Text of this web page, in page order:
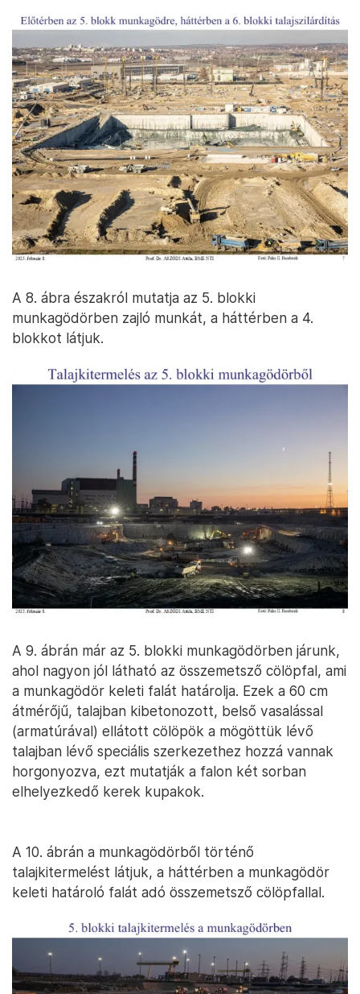
A 7. ábra a 4. blokk irányából mutatja a
munkaterületet, előtérben az 5. blokki
munkagödör, távolabb a 6. blokki terület
talajszilárdítási munkálatai láthatóak.
A 8. ábra északról mutatja az 5. blokki
munkagödörben zajló munkát, a háttérben a 4.
blokkot látjuk.
A 9. ábrán már az 5. blokki munkagödörben járunk,
ahol nagyon jól látható az összemetsző cölöpfal, ami
a munkagödör keleti falát határolja. Ezek a 60 cm
átmérőjű, talajban kibetonozott, belső vasalással
(armatúrával) ellátott cölöpök a mögöttük lévő